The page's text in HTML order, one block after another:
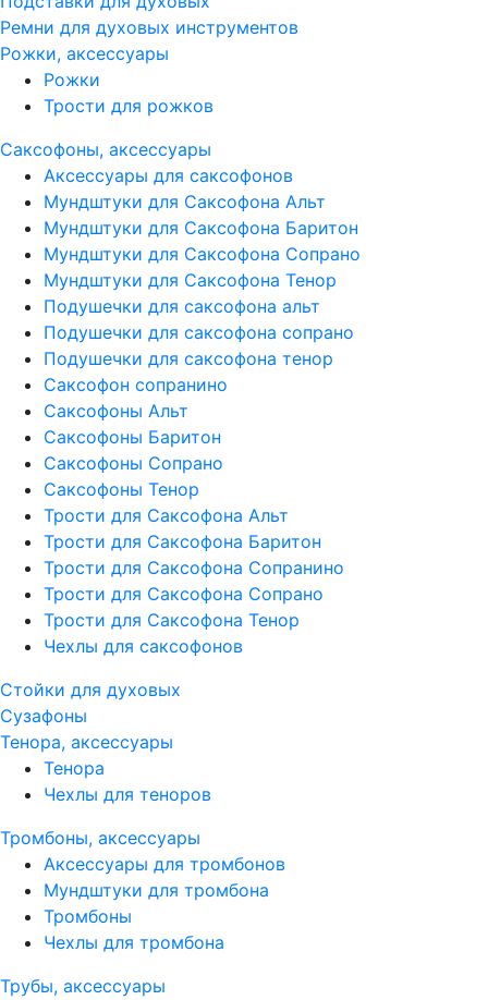
Ремни для духовых инструментов
Рожки, аксессуары
Рожки
Трости для рожков
Саксофоны, аксессуары
Аксессуары для саксофонов
Мундштуки для Саксофона Альт
Мундштуки для Саксофона Баритон
Мундштуки для Саксофона Сопрано
Мундштуки для Саксофона Тенор
Подушечки для саксофона альт
Подушечки для саксофона сопрано
Подушечки для саксофона тенор
Саксофон сопранино
Саксофоны Альт
Саксофоны Баритон
Саксофоны Сопрано
Саксофоны Тенор
Трости для Саксофона Альт
Трости для Саксофона Баритон
Трости для Саксофона Сопранино
Трости для Саксофона Сопрано
Трости для Саксофона Тенор
Чехлы для саксофонов
Стойки для духовых
Сузафоны
Тенора, аксессуары
Тенора
Чехлы для теноров
Тромбоны, аксессуары
Аксессуары для тромбонов
Мундштуки для тромбона
Тромбоны
Чехлы для тромбона
Трубы, аксессуары